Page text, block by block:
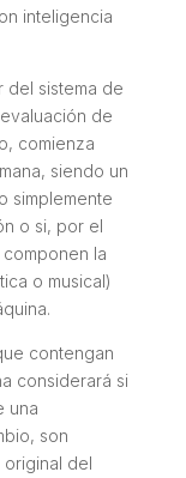
inteligencia
del sistema de
de
comienza
siendo un
simplemente
o si, por el
la
o musical)
contengan
considerará si
una
son
del